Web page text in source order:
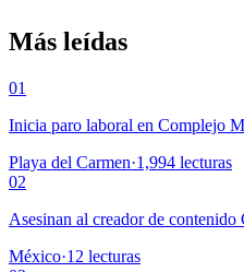
Más leídas
01
Inicia paro laboral en Complejo
Playa del Carmen·1,994 lecturas
02
Asesinan al creador de
México·12 lecturas